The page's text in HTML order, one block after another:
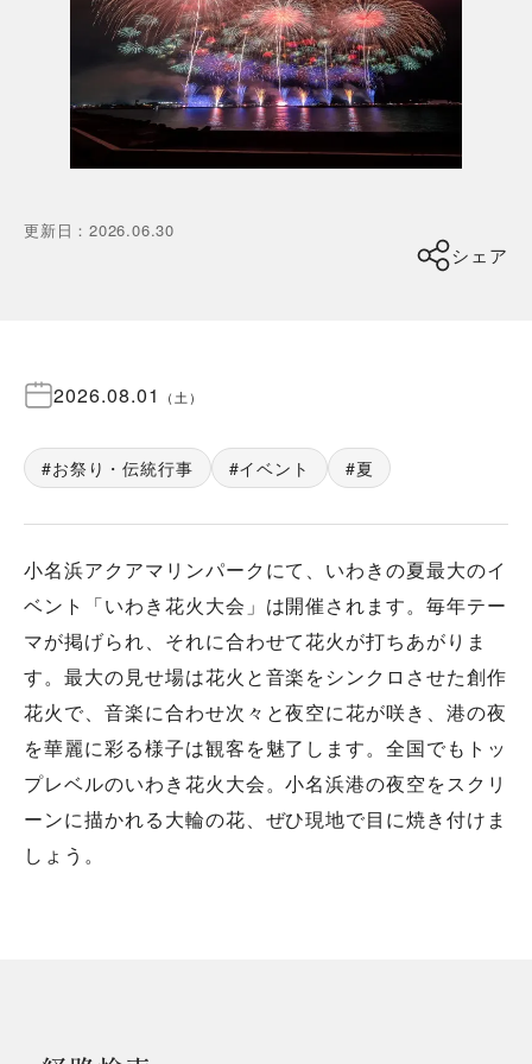
更新日 ：2026.06.30
シェア
2026.08.01 （ 土 ）
お祭り・伝統行事 イベント 夏
小名浜アクアマリンパークにて、いわきの夏最大のイ
ベント「いわき花火大会」は開催されます。毎年テー
マが掲げられ、それに合わせて花火が打ちあがりま
す。最大の見せ場は花火と音楽をシンクロさせた創作
花火で、音楽に合わせ次々と夜空に花が咲き、港の夜
を華麗に彩る様子は観客を魅了します。全国でもトッ
プレベルのいわき花火大会。小名浜港の夜空をスクリ
ーンに描かれる大輪の花、ぜひ現地で目に焼き付けま
しょう。